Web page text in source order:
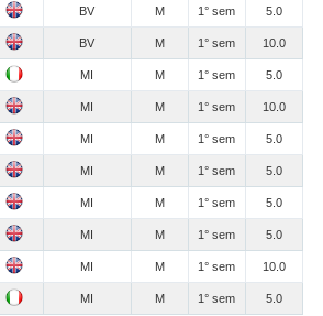
BV M 1° sem 5.0
BV M 1° sem 10.0
MI M 1° sem 5.0
MI M 1° sem 10.0
MI M 1° sem 5.0
MI M 1° sem 5.0
MI M 1° sem 5.0
MI M 1° sem 5.0
MI M 1° sem 10.0
MI M 1° sem 5.0